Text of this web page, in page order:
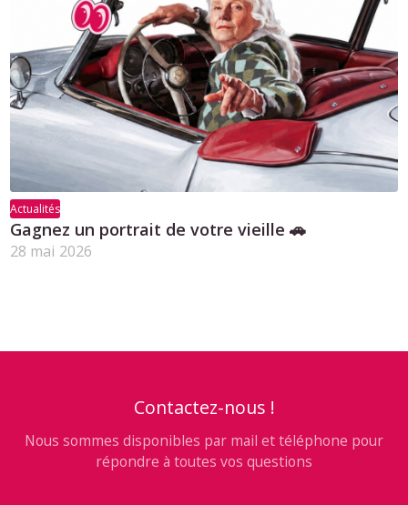
Actualités
Gagnez un portrait de votre vieille 🚗
28 mai 2026
Contactez-nous !
Nous sommes disponibles par mail et téléphone pour
répondre à toutes vos questions